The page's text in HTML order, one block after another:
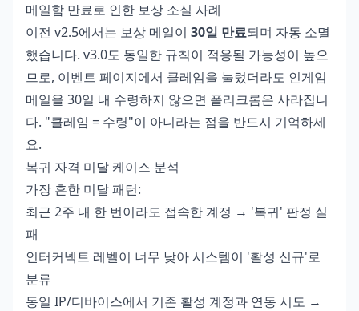
메일함 만료로 인한 보상 소실 사례
이전 v2.5에서는 보상 메일이 30일 만료되며 자동 소멸
했습니다. v3.0도 동일한 규칙이 적용될 가능성이 높으
므로, 이벤트 페이지에서 클레임을 눌렀더라도 인게임
메일을 30일 내 수령하지 않으면 폴리크롬은 사라집니
다. "클레임 = 수령"이 아니라는 점을 반드시 기억하세
요.
복귀 자격 미달 케이스 분석
가장 흔한 미달 패턴:
최근 2주 내 한 번이라도 접속한 계정 → '복귀' 판정 실
패
인터커넥트 레벨이 너무 낮아 시스템이 '활성 신규'로
분류
동일 IP/디바이스에서 기존 활성 계정과 연동 시도 →